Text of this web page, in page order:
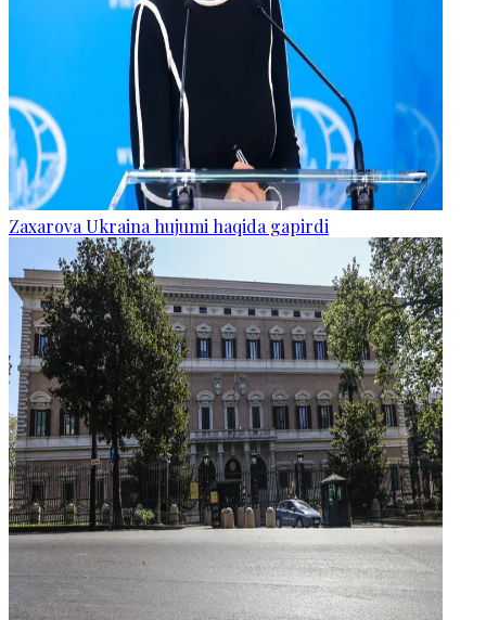
Zaxarova Ukraina hujumi haqida gapirdi